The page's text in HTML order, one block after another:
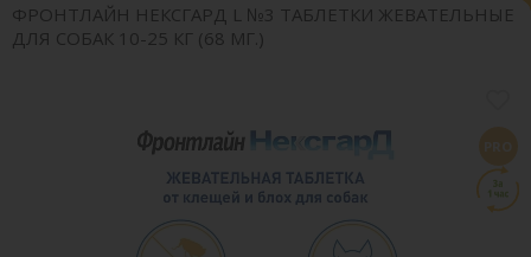
ФРОНТЛАЙН НЕКСГАРД L №3 ТАБЛЕТКИ ЖЕВАТЕЛЬНЫЕ
ДЛЯ СОБАК 10-25 КГ (68 МГ.)